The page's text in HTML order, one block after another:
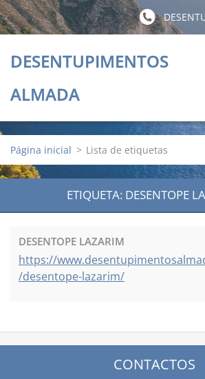
DESENTUPIMENTOS
ALMADA
Página inicial > Lista de etiquetas
ETIQUETA: DESENTOPE
DESENTOPE LAZARIM
https://
/desentope-lazarim/
CONTACTOS